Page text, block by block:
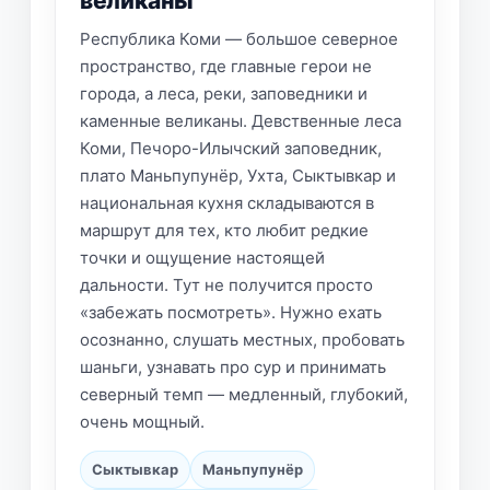
Республика Коми — большое северное
пространство, где главные герои не
города, а леса, реки, заповедники и
каменные великаны. Девственные леса
Коми, Печоро-Илычский заповедник,
плато Маньпупунёр, Ухта, Сыктывкар и
национальная кухня складываются в
маршрут для тех, кто любит редкие
точки и ощущение настоящей
дальности. Тут не получится просто
«забежать посмотреть». Нужно ехать
осознанно, слушать местных, пробовать
шаньги, узнавать про сур и принимать
северный темп — медленный, глубокий,
очень мощный.
Сыктывкар Маньпупунёр